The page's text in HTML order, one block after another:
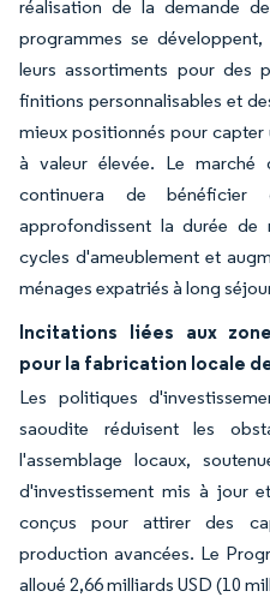
réalisation de la demande
programmes se
leurs assortiments pour des
finitions personnalisables et
mieux positionnés pour capter
à valeur élevée. Le marché
continuera de
approfondissent la durée de
cycles d'ameublement et
ménages expatriés à long
Incitations liées aux
pour la fabrication locale
Les politiques
saoudite réduisent les
l'assemblage locaux,
d'investissement mis à jour
conçus pour attirer des
production avancées. Le
alloué 2,66 milliards USD (10